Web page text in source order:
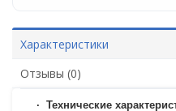
Характеристики
Отзывы (0)
Технические